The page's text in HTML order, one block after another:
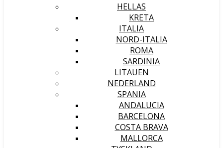
HELLAS
KRETA
ITALIA
NORD-ITALIA
ROMA
SARDINIA
LITAUEN
NEDERLAND
SPANIA
ANDALUCIA
BARCELONA
COSTA BRAVA
MALLORCA